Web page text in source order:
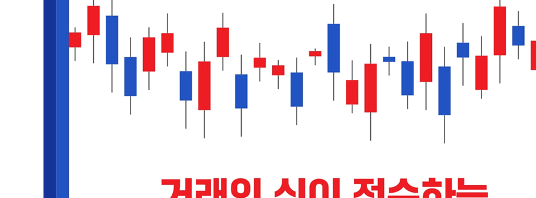
01 가장 중요한 가격은 ‘종가’
캔들이 시장을 지배한다 | ‘종가’는 대다수의 시장 참가자들이 적정하다고 인정한 가격이다 | 꼬리 길이로 매도 매수 시점을 잡
02 매매는 타이밍, 그것이 전부다
초조하면 진다 | 저항선을 아는 사람이 시장을 지배한다
장대양봉이 나타났다 해서 항상 매수 타이밍인 것은 아니다 | 같은 장대양봉도 위치에 따라 의미가 완전히 달라진다
제4부: 캔들차트의 복합선 이렇게 읽는다